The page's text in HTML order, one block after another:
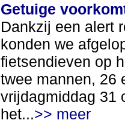
Getuige
Dankzij een alert
konden we
fietsendieven op
twee mannen, 26
vrijdagmiddag 31
het...>> meer